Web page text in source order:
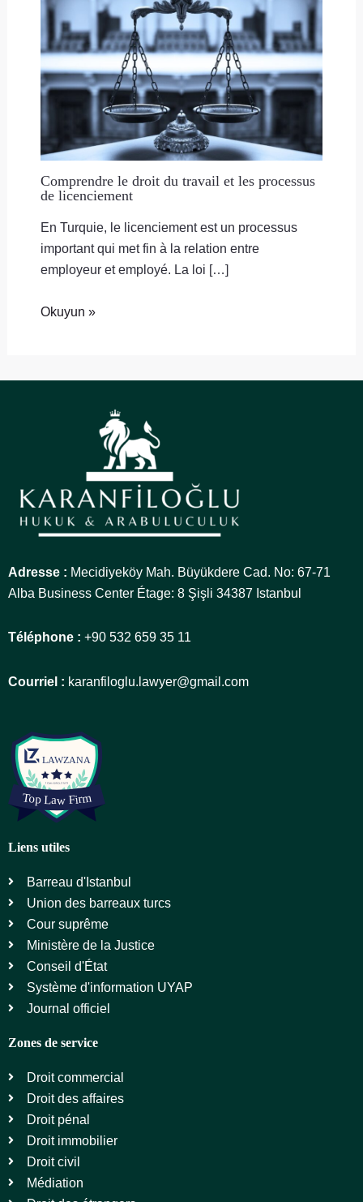
Comprendre le droit du travail et les processus
de licenciement
En Turquie, le licenciement est un processus
important qui met fin à la relation entre
employeur et employé. La loi […]
Okuyun »
Adresse : Mecidiyeköy Mah. Büyükdere Cad. No: 67-71
Alba Business Center Étage: 8 Şişli 34387 Istanbul
Téléphone : +90 532 659 35 11
Courriel : karanfiloglu.lawyer@gmail.com
Liens utiles
Barreau d'Istanbul
Union des barreaux turcs
Cour suprême
Ministère de la Justice
Conseil d'État
Système d'information UYAP
Journal officiel
Zones de service
Droit commercial
Droit des affaires
Droit pénal
Droit immobilier
Droit civil
Médiation